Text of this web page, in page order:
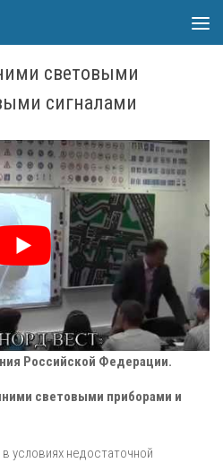
световыми
сигналами
Российской Федерации.
световыми приборами и
условиях недостаточной